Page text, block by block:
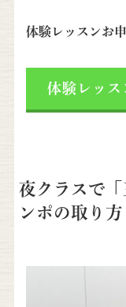
体験レッスンお
体験レッス
夜クラスで
ンポの取り